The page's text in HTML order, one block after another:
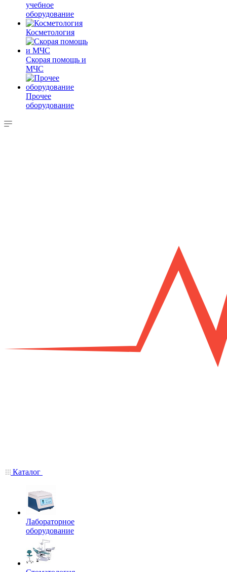
учебное
оборудование
Косметология
Скорая помощь и
МЧС
Прочее
оборудование
Каталог
Лабораторное
оборудование